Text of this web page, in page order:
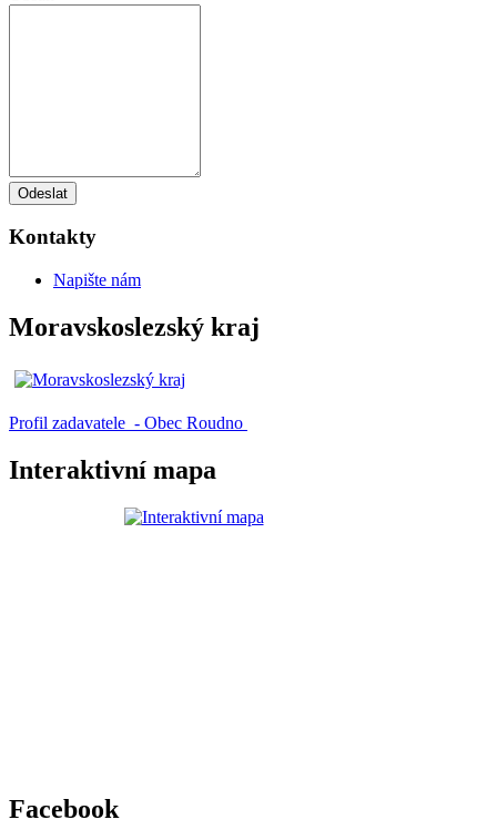
Odeslat
Kontakty
Napište nám
Moravskoslezský kraj
Profil zadavatele - Obec Roudno
Interaktivní mapa
Facebook